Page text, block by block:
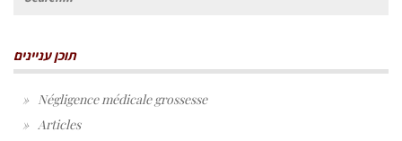
תוכן עניינים
Négligence médicale grossesse
Articles